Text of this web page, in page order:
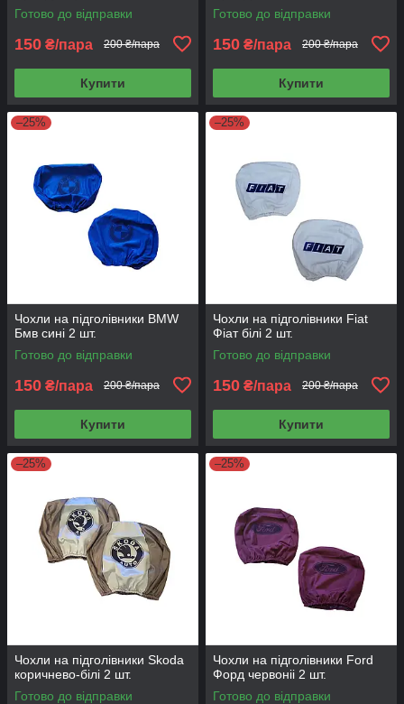
Готово до відправки
150 ₴/пара 200 ₴/пара
Купити
Готово до відправки
150 ₴/пара 200 ₴/пара
Купити
–25%
Чохли на підголівники BMW
Бмв сині 2 шт.
Готово до відправки
150 ₴/пара 200 ₴/пара
Купити
–25%
Чохли на підголівники Fiat
Фіат білі 2 шт.
Готово до відправки
150 ₴/пара 200 ₴/пара
Купити
–25%
Чохли на підголівники Skoda
коричнево-білі 2 шт.
Готово до відправки
–25%
Чохли на підголівники Ford
Форд червоніі 2 шт.
Готово до відправки